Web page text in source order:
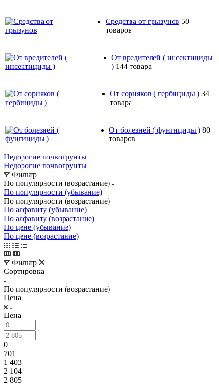
Средства от грызунов 50
товаров
От вредителей ( инсектициды
) 144 товара
От сорняков ( гербициды ) 34
товара
От болезней ( фунгициды ) 80
товаров
Недорогие почвогрунты
Недорогие почвогрунты
Фильтр
По популярности (возрастание)
По популярности (убывание)
По популярности (возрастание)
По алфавиту (убывание)
По алфавиту (возрастание)
По цене (убывание)
По цене (возрастание)
Фильтр
Сортировка
По популярности (возрастание)
Цена
Цена
0
701
1 403
2 104
2 805